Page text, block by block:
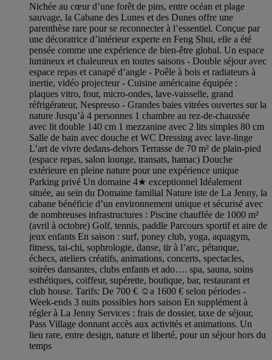
Nichée au cœur d’une forêt de pins, entre océan et plage
sauvage, la Cabane des Lunes et des Dunes offre une
parenthèse rare pour se reconnecter à l’essentiel. Conçue par
une décoratrice d’intérieur experte en Feng Shui, elle a été
pensée comme une expérience de bien-être global. Un espace
lumineux et chaleureux en toutes saisons - Double séjour avec
espace repas et canapé d’angle - Poêle à bois et radiateurs à
inertie, vidéo projecteur - Cuisine américaine équipée :
plaques vitro, four, micro-ondes, lave-vaisselle, grand
réfrigérateur, Nespresso - Grandes baies vitrées ouvertes sur la
nature Jusqu’à 4 personnes 1 chambre au rez-de-chaussée
avec lit double 140 cm 1 mezzanine avec 2 lits simples 80 cm
Salle de bain avec douche et WC Dressing avec lave-linge
L’art de vivre dedans-dehors Terrasse de 70 m² de plain-pied
(espace repas, salon lounge, transats, hamac) Douche
extérieure en pleine nature pour une expérience unique
Parking privé Un domaine 4★ exceptionnel Idéalement
située, au sein du Domaine familial Nature iste de La Jenny, la
cabane bénéficie d’un environnement unique et sécurisé avec
de nombreuses infrastructures : Piscine chauffée de 1000 m²
(avril à octobre) Golf, tennis, paddle Parcours sportif et aire de
jeux enfants En saison : surf, poney club, yoga, aquagym,
fitness, tai-chi, sophrologie, danse, tir à l’arc, pétanque,
échecs, ateliers créatifs, animations, concerts, spectacles,
soirées dansantes, clubs enfants et ado…. spa, sauna, soins
esthétiques, coiffeur, supérette, boutique, bar, restaurant et
club house. Tarifs: De 700 € ☺️a 1600 € selon périodes -
Week-ends 3 nuits possibles hors saison En supplément à
régler à La Jenny Services : frais de dossier, taxe de séjour,
Pass Village donnant accès aux activités et animations. Un
lieu rare, entre design, nature et liberté, pour un séjour hors du
temps